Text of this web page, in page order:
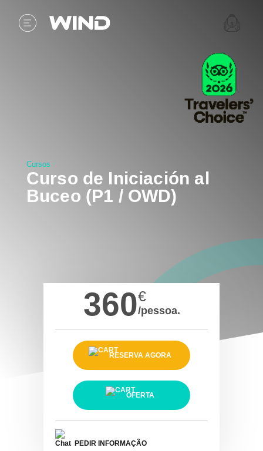
Cursos
Curso de Iniciación al
Buceo (P1 / OWD)
360€
/pessoa.
RESERVA AGORA
OFERTA
PEDIR INFORMAÇÃO